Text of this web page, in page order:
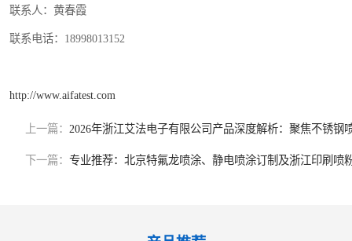
联系人：黄春霞
联系电话：18998013152
http://www.aifatest.com
上一篇： 2026年浙江艾法电子有限公司产品深度解析：聚焦不锈钢
下一篇： 专业推荐：北京特氟龙喷涂、静电喷涂订制及浙江印刷喷